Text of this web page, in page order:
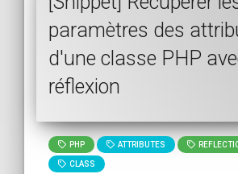
paramètres des
d'une classe PHP
réflexion
PHP ATTRIBUTES
CLASS